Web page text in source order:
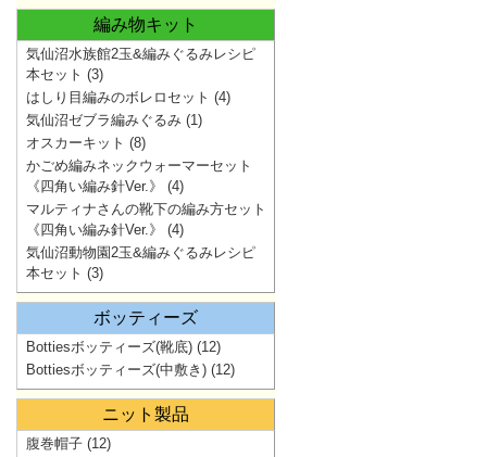
編み物キット
気仙沼水族館2玉&編みぐるみレシピ
本セット (3)
はしり目編みのボレロセット (4)
気仙沼ゼブラ編みぐるみ (1)
オスカーキット (8)
かごめ編みネックウォーマーセット
《四角い編み針Ver.》
(4)
マルティナさんの靴下の編み方セット
《四角い編み針Ver.》
(4)
気仙沼動物園2玉&編みぐるみレシピ
本セット (3)
ボッティーズ
Bottiesボッティーズ(靴底) (12)
Bottiesボッティーズ(中敷き) (12)
ニット製品
腹巻帽子 (12)